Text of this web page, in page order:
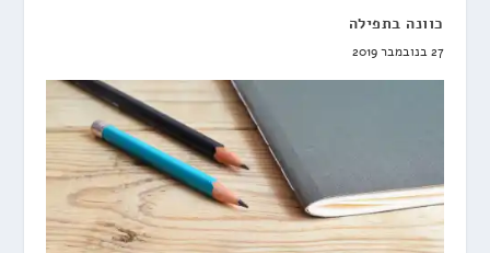
כוונה בתפילה
27 בנובמבר 2019